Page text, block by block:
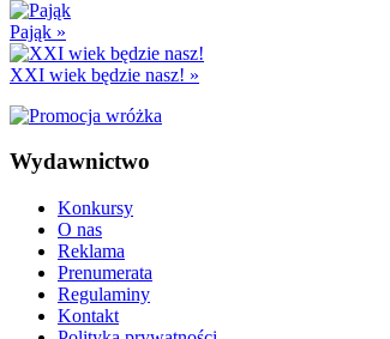
Pająk »
XXI wiek będzie nasz! »
Wydawnictwo
Konkursy
O nas
Reklama
Prenumerata
Regulaminy
Kontakt